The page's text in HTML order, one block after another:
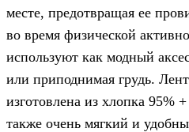
месте, предотвращая ее
во время физической
используют как модный
или приподнимая грудь.
изготовлена из хлопка 95%
также очень мягкий и